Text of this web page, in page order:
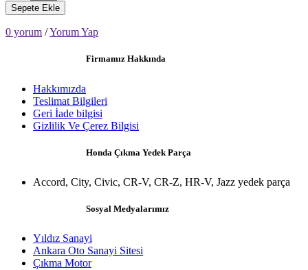
Sepete Ekle
0 yorum /Yorum Yap
Firmamız Hakkında
Hakkımızda
Teslimat Bilgileri
Geri İade bilgisi
Gizlilik Ve Çerez Bilgisi
Honda Çıkma Yedek Parça
Accord, City, Civic, CR-V, CR-Z, HR-V, Jazz yedek parça
Sosyal Medyalarımız
Yıldız Sanayi
Ankara Oto Sanayi Sitesi
Çıkma Motor